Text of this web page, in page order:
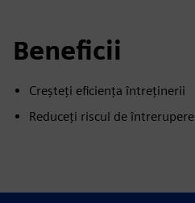
Beneficii
Creșteți eficiența întreținerii
Reduceți riscul de întrerupere